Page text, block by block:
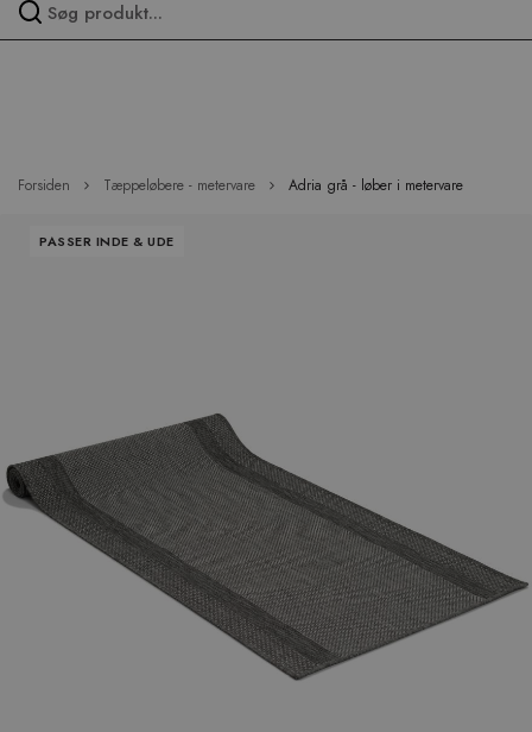
Forsiden Tæppeløbere - metervare Adria grå - løber i metervare
PASSER INDE & UDE